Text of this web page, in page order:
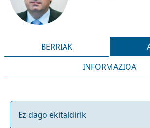
BERRIAK
INFORMAZIOA
Ez dago ekitaldirik